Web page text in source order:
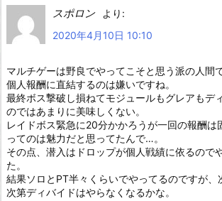
スポロン
より:
2020年4月10日 10:10
マルチゲーは野良でやってこそと思う派の人間
個人報酬に直結するのは嫌いですね。
最終ボス撃破し損ねてモジュールもグレアもデ
のではあまりに美味しくない。
レイドボス緊急に20分かかろうが一回の報酬は
ってのは魅力だと思ってたんで…。
その点、潜入はドロップが個人戦績に依るので
た。
結果ソロとPT半々くらいでやってるのですが、
次第ディバイドはやらなくなるかな。